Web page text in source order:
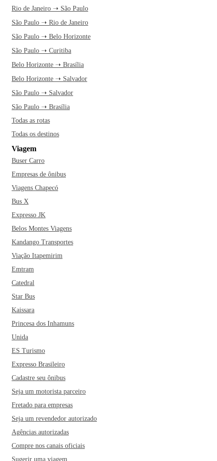
Rio de Janeiro ➝ São Paulo
São Paulo ➝ Rio de Janeiro
São Paulo ➝ Belo Horizonte
São Paulo ➝ Curitiba
Belo Horizonte ➝ Brasília
Belo Horizonte ➝ Salvador
São Paulo ➝ Salvador
São Paulo ➝ Brasília
Todas as rotas
Todas os destinos
Viagem
Buser Carro
Empresas de ônibus
Viagens Chapecó
Bus X
Expresso JK
Belos Montes Viagens
Kandango Transportes
Viação Itapemirim
Emtram
Catedral
Star Bus
Kaissara
Princesa dos Inhamuns
Unida
ES Turismo
Expresso Brasileiro
Cadastre seu ônibus
Seja um motorista parceiro
Fretado para empresas
Seja um revendedor autorizado
Agências autorizadas
Compre nos canais oficiais
Sugerir uma viagem